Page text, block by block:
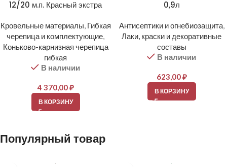
12/20 м.п. Красный экстра
Кровельные материалы, Гибкая
черепица и комплектующие,
Коньково-карнизная черепица
гибкая
В наличии
4 370,00₽
В КОРЗИНУ
0,9л
Антисептики и огнебиозащита,
Лаки, краски и декоративные
составы
В наличии
623,00₽
В КОРЗИНУ
Популярный товар